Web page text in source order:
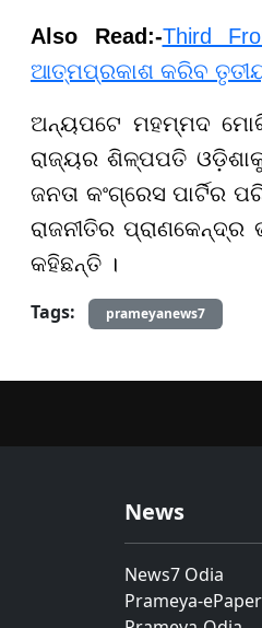
Also Read:-Third
ଆତ୍ମପ୍ରକାଶ କରିବ
ଅନ୍ୟପଟେ ମହମ୍ମଦ
ରାଜ୍ୟର ଶିଳ୍ପପତି
ଜନତା କଂଗ୍ରେସ ପାର୍ଟିର
ରାଜନୀତିର
କହିଛନ୍ତି ।
Tags:
prameyanews7
News
News7 Odia
Prameya-ePaper